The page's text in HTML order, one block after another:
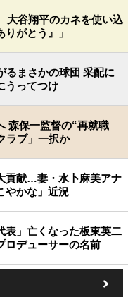
谷翔平のカネを使い込
がとう』」
るまさかの球団 采配に
うってつけ
森保一監督の“再就職
ラブ」一択か
貢献…妻・水卜麻美アナ
やかな」近況
表」亡くなった板東英二
ロデューサーの名前